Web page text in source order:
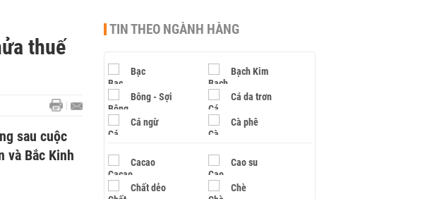
thuế
sau cuộc
và Bắc Kinh
TIN THEO NGÀNH HÀNG
Bạc Bạch Kim
Bông - Sợi Cá da trơn
Cá ngừ Cà phê
Cacao Cao su
Chất dẻo Chè